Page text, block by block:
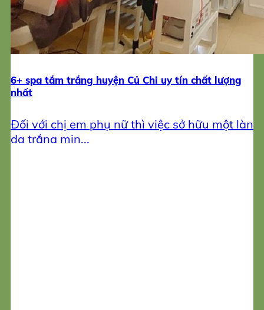
6+ spa tắm trắng huyện Củ Chi uy tín chất lượng
nhất
Đối với chị em phụ nữ thì việc sở hữu một làn
da trắng mịn...